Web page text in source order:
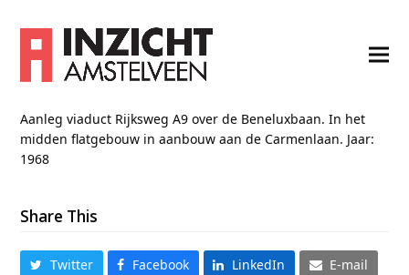
Aanleg viaduct Rijksweg A9 over de Beneluxbaan. In het
midden flatgebouw in aanbouw aan de Carmenlaan. Jaar:
1968
Share This
Twitter Facebook LinkedIn E-mail